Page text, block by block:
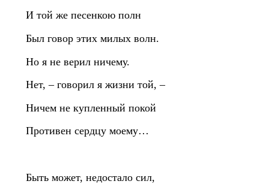
И той же песенкою полн
Был говор этих милых волн.
Но я не верил ничему.
Нет, – говорил я жизни той, –
Ничем не купленный покой
Противен сердцу моему…
Быть может, недостало сил,